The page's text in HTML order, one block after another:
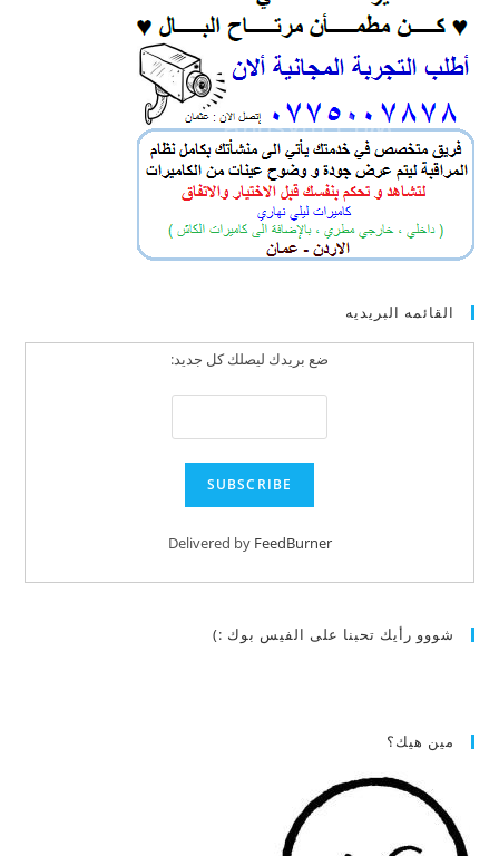
القائمه البريديه
ضع بريدك ليصلك كل جديد:
Delivered by FeedBurner
شووو رأيك تحبنا على الفيس بوك :)
مين هيك؟